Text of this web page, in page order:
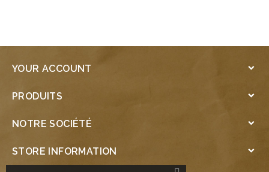
YOUR ACCOUNT 
PRODUITS 
NOTRE SOCIÉTÉ 
STORE INFORMATION 